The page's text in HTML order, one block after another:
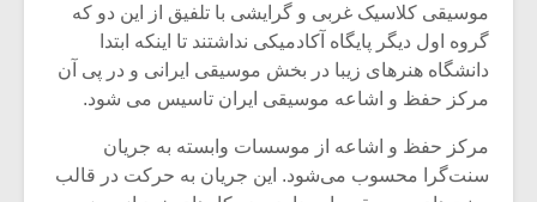
موسیقی کلاسیک غربی و گرایشی با تلفیق از این دو که
گروه اول دیگر پایگاه آکادمیکی نداشتند تا اینکه ابتدا
دانشگاه هنرهای زیبا در بخش موسیقی ایرانی و در پی آن
مرکز حفظ و اشاعه موسیقی ایران تاسیس می شود.
مرکز حفظ و اشاعه از موسسات وابسته به جریان
سنت‌گرا محسوب می‌شود. این جریان به حرکت در قالب
یادداشتی بر موسیقی
متن فیلم «متری
شیش و نیم»
اگر نمی توانی
مشهورترین باشی،
بدنام ترین باش
دوره
موسیقی
موسیقی